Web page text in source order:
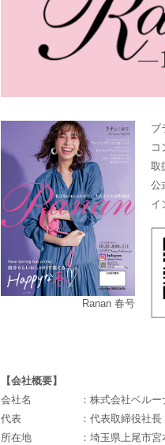
Ranan 春号
ブ
コ
取
公
イ
【会社概要】
会社名
：株式会社ベルー
代表
：代表取締役社
所在地
：埼玉県上尾市